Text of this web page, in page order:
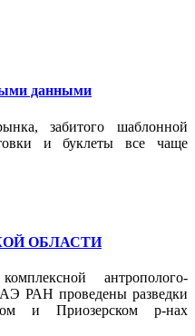
данными
забитого шаблонной
и буклеты все чаще
ОБЛАСТИ
антрополого-
РАН проведены разведки
и Приозерском р-нах